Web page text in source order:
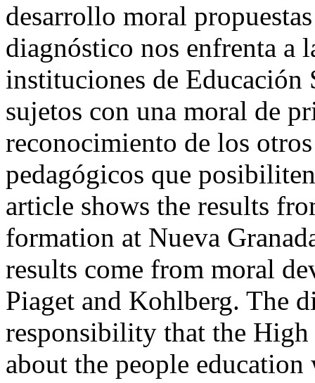
desarrollo moral
diagnóstico nos enfrenta a
instituciones de
sujetos con una moral de
reconocimiento de los
pedagógicos que
article shows the results
formation at Nueva
results come from moral
Piaget and Kohlberg. The
responsibility that the
about the people